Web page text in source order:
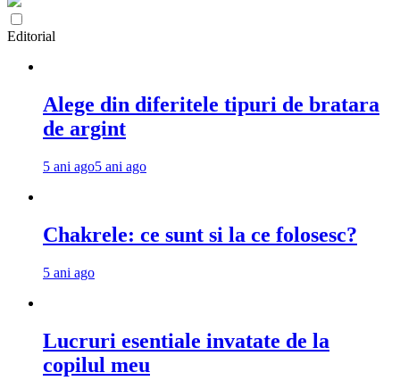
Editorial
Alege din diferitele tipuri de bratara
de argint
5 ani ago5 ani ago
Chakrele: ce sunt si la ce folosesc?
5 ani ago
Lucruri esentiale invatate de la
copilul meu